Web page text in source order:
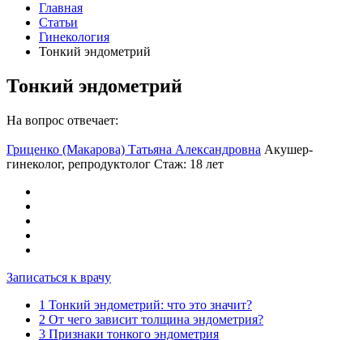
Главная
Статьи
Гинекология
Тонкий эндометрий
Тонкий эндометрий
На вопрос отвечает:
Гриценко (Макарова) Татьяна Александровна Акушер-
гинеколог, репродуктолог Стаж: 18 лет
Записаться к врачу
1 Тонкий эндометрий: что это значит?
2 От чего зависит толщина эндометрия?
3 Признаки тонкого эндометрия